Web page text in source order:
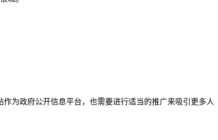
为政府公开信息平台，也需要进行适当的推广来吸引更多人